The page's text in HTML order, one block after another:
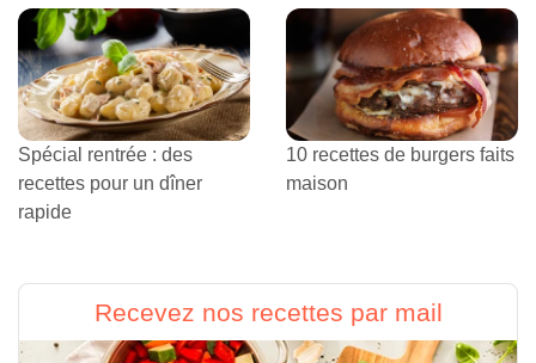
Spécial rentrée : des
recettes pour un dîner
rapide
10 recettes de burgers faits
maison
Recevez nos recettes par mail